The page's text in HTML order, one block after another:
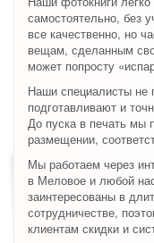
самостоятельно, без
все качественно, но
вещам, сделанным
может попросту
Наши специалисты
подготавливают и
До пуска в печать мы
размещении,
Мы работаем через
в Меловое и любой
заинтересованы в
сотрудничестве,
клиентам скидки и